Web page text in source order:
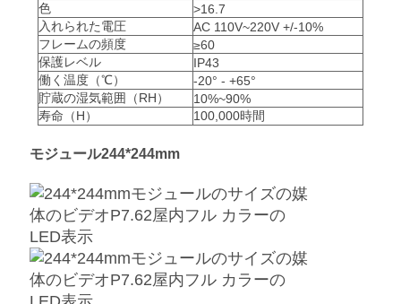
BAIDU
色
>16.7
入れられた電圧
AC 110V~220V +/-10%
フレームの頻度
≥60
保護レベル
IP43
働く温度（℃）
-20° - +65°
貯蔵の湿気範囲（RH）
10%~90%
寿命（H）
100,000時間
モジュール244*244mm